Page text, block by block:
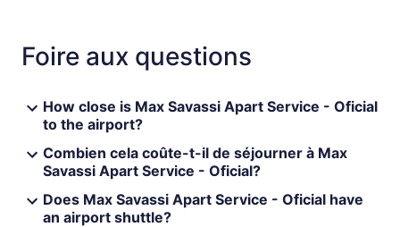
Foire aux questions
How close is Max Savassi Apart Service - Oficial
to the airport?
Combien cela coûte-t-il de séjourner à Max
Savassi Apart Service - Oficial?
Does Max Savassi Apart Service - Oficial have
an airport shuttle?